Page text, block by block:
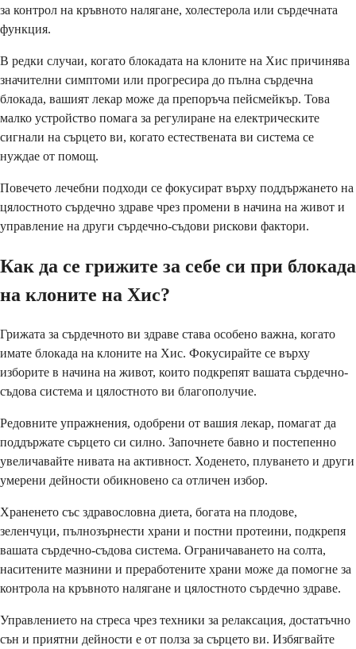
за контрол на кръвното налягане, холестерола или сърдечната
функция.
В редки случаи, когато блокадата на клоните на Хис причинява
значителни симптоми или прогресира до пълна сърдечна
блокада, вашият лекар може да препоръча пейсмейкър. Това
малко устройство помага за регулиране на електрическите
сигнали на сърцето ви, когато естествената ви система се
нуждае от помощ.
Повечето лечебни подходи се фокусират върху поддържането на
цялостното сърдечно здраве чрез промени в начина на живот и
управление на други сърдечно-съдови рискови фактори.
Как да се грижите за себе си при блокада
на клоните на Хис?
Грижата за сърдечното ви здраве става особено важна, когато
имате блокада на клоните на Хис. Фокусирайте се върху
изборите в начина на живот, които подкрепят вашата сърдечно-
съдова система и цялостното ви благополучие.
Редовните упражнения, одобрени от вашия лекар, помагат да
поддържате сърцето си силно. Започнете бавно и постепенно
увеличавайте нивата на активност. Ходенето, плуването и други
умерени дейности обикновено са отличен избор.
Храненето със здравословна диета, богата на плодове,
зеленчуци, пълнозърнести храни и постни протеини, подкрепя
вашата сърдечно-съдова система. Ограничаването на солта,
наситените мазнини и преработените храни може да помогне за
контрола на кръвното налягане и цялостното сърдечно здраве.
Управлението на стреса чрез техники за релаксация, достатъчно
сън и приятни дейности е от полза за сърцето ви. Избягвайте